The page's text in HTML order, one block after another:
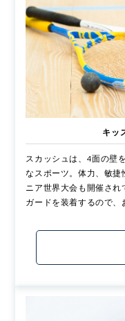
キッ
スカッシュは、4面の壁
なスポーツ。体力、敏捷
ニア世界大会も開催さ
ガードを装着するので、